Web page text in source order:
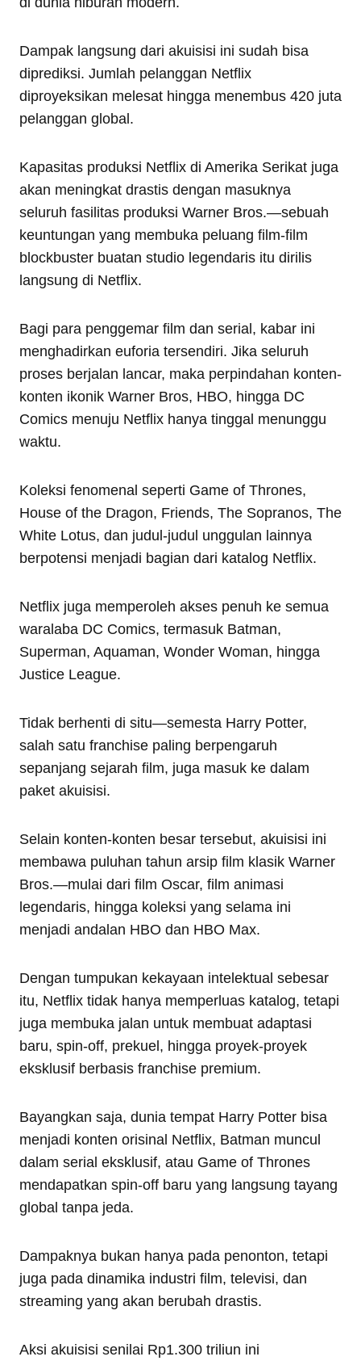
Dampak langsung dari akuisisi ini sudah bisa
diprediksi. Jumlah pelanggan Netflix
diproyeksikan melesat hingga menembus 420 juta
pelanggan global.
Kapasitas produksi Netflix di Amerika Serikat juga
akan meningkat drastis dengan masuknya
seluruh fasilitas produksi Warner Bros.—sebuah
keuntungan yang membuka peluang film-film
blockbuster buatan studio legendaris itu dirilis
langsung di Netflix.
Bagi para penggemar film dan serial, kabar ini
menghadirkan euforia tersendiri. Jika seluruh
proses berjalan lancar, maka perpindahan konten-
konten ikonik Warner Bros, HBO, hingga DC
Comics menuju Netflix hanya tinggal menunggu
waktu.
Koleksi fenomenal seperti Game of Thrones,
House of the Dragon, Friends, The Sopranos, The
White Lotus, dan judul-judul unggulan lainnya
berpotensi menjadi bagian dari katalog Netflix.
Netflix juga memperoleh akses penuh ke semua
waralaba DC Comics, termasuk Batman,
Superman, Aquaman, Wonder Woman, hingga
Justice League.
Tidak berhenti di situ—semesta Harry Potter,
salah satu franchise paling berpengaruh
sepanjang sejarah film, juga masuk ke dalam
paket akuisisi.
Selain konten-konten besar tersebut, akuisisi ini
membawa puluhan tahun arsip film klasik Warner
Bros.—mulai dari film Oscar, film animasi
legendaris, hingga koleksi yang selama ini
menjadi andalan HBO dan HBO Max.
Dengan tumpukan kekayaan intelektual sebesar
itu, Netflix tidak hanya memperluas katalog, tetapi
juga membuka jalan untuk membuat adaptasi
baru, spin-off, prekuel, hingga proyek-proyek
eksklusif berbasis franchise premium.
Bayangkan saja, dunia tempat Harry Potter bisa
menjadi konten orisinal Netflix, Batman muncul
dalam serial eksklusif, atau Game of Thrones
mendapatkan spin-off baru yang langsung tayang
global tanpa jeda.
Dampaknya bukan hanya pada penonton, tetapi
juga pada dinamika industri film, televisi, dan
streaming yang akan berubah drastis.
Aksi akuisisi senilai Rp1.300 triliun ini